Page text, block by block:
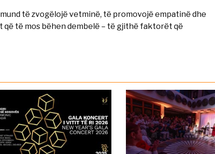
të zvogëlojë vetminë, të promovojë empatinë dhe
që të mos bëhen dembelë – të gjithë faktorët që